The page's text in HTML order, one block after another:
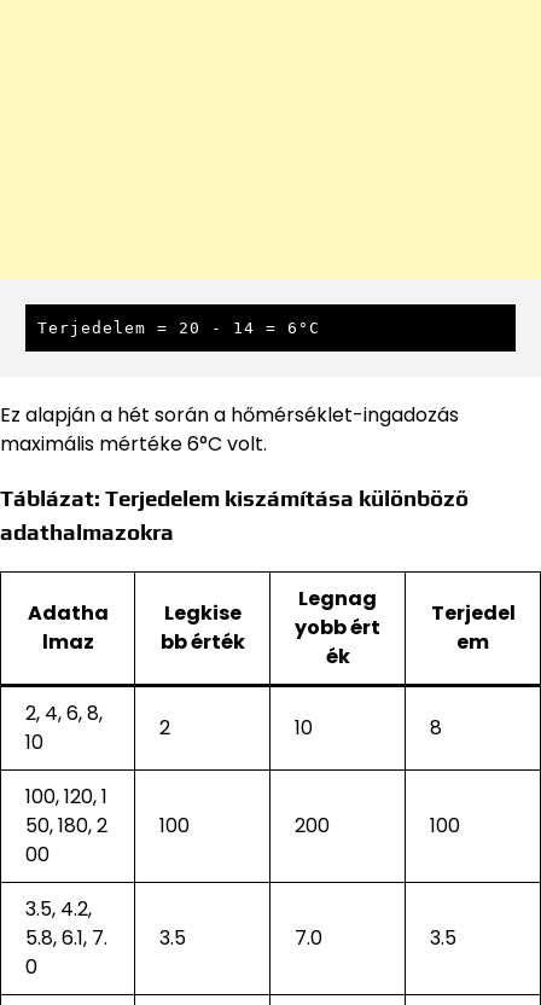
Terjedelem = 20 - 14 = 6°C
Ez alapján a hét során a hőmérséklet-ingadozás
maximális mértéke 6°C volt.
Táblázat: Terjedelem kiszámítása különböző
adathalmazokra
Adatha
lmaz
Legkise
bb érték
Legnag
yobb ért
ék
Terjedel
em
2, 4, 6, 8,
10
2 10 8
100, 120, 1
50, 180, 2
00
100 200 100
3.5, 4.2,
5.8, 6.1, 7.
0
3.5 7.0 3.5